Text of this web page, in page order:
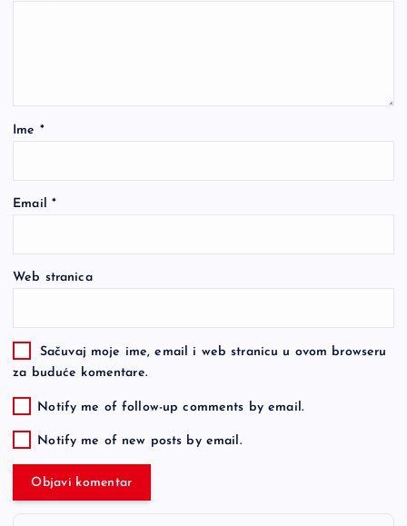
Ime *
Email *
Web stranica
Sačuvaj moje ime, email i web stranicu u ovom browseru
za buduće komentare.
Notify me of follow-up comments by email.
Notify me of new posts by email.